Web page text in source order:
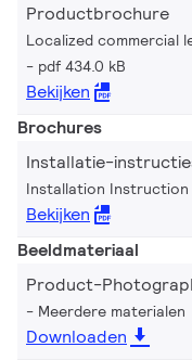
Productbrochure
Localized commercial
pdf 434.0 kB
Bekijken
Brochures
Installatie-
Installation Instruction
Bekijken
Beeldmateriaal
Product-
Meerdere materialen
Downloaden